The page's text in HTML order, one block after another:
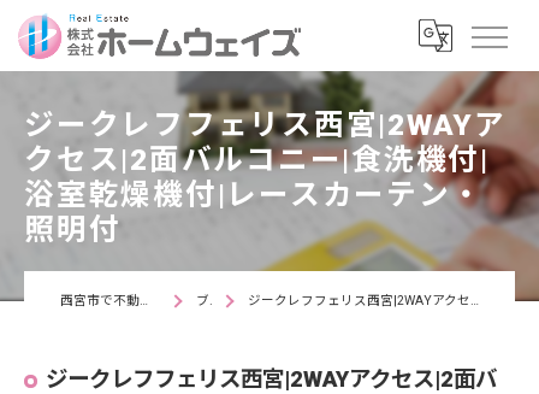
ジークレフフェリス西宮|2WAYア
クセス|2面バルコニー|食洗機付|
浴室乾燥機付|レースカーテン・
照明付
西宮市で不動産なら株式会社ホームウェイズ ブログ ジークレフフェリス西宮|2WAYアクセス|2面バルコニー|食洗機付|浴室乾燥機付|レースカーテン・照明付
ジークレフフェリス西宮|2WAYアクセス|2面バ